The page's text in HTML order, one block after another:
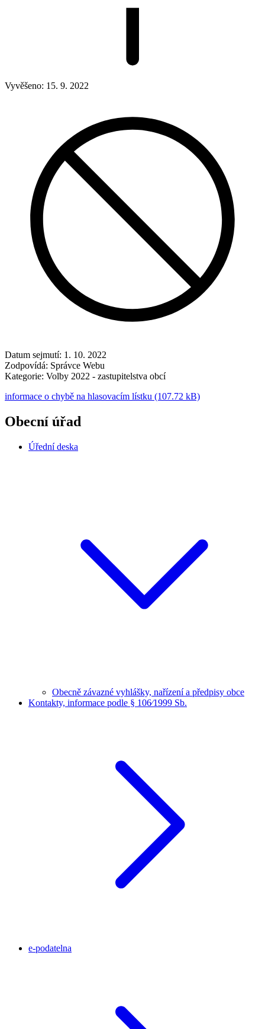
Vyvěšeno: 15. 9. 2022
Datum sejmutí: 1. 10. 2022
Zodpovídá: Správce Webu
Kategorie: Volby 2022 - zastupitelstva obcí
informace o chybě na hlasovacím lístku (107.72 kB)
Obecní úřad
Úřední deska
Obecně závazné vyhlášky, nařízení a předpisy obce
Kontakty, informace podle § 106⁄1999 Sb.
e-podatelna